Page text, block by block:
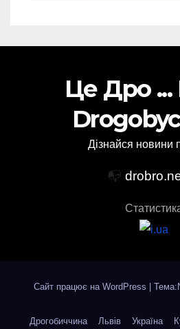
Це Дро ...
Дізнайся новини
📭
Сайт працює на WordPress
Дрогобиччина Львів Україна